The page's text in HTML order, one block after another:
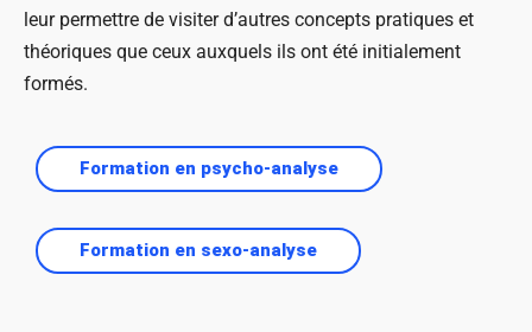
leur permettre de visiter d’autres concepts pratiques et
théoriques que ceux auxquels ils ont été initialement
formés.
Formation en psycho-analyse
Formation en sexo-analyse